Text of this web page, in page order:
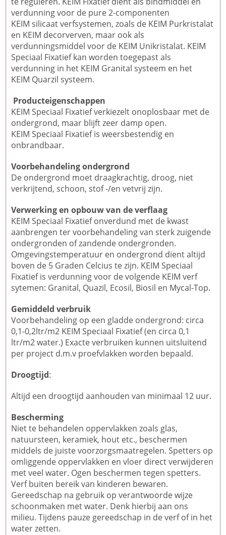
verdunning voor de pure 2-componenten
KEIM silicaat verfsystemen, zoals de KEIM Purkristalat
en KEIM decorverven, maar ook als
verdunningsmiddel voor de KEIM Unikristalat. KEIM
Speciaal Fixatief kan worden toegepast als
verdunning in het KEIM Granital systeem en het
KEIM Quarzil systeem.
Producteigenschappen
KEIM Speciaal Fixatief verkiezelt onoplosbaar met de
ondergrond, maar blijft zeer damp open.
KEIM Speciaal Fixatief is weersbestendig en
onbrandbaar.
Voorbehandeling ondergrond
De ondergrond moet draagkrachtig, droog, niet
verkrijtend, schoon, stof -/en vetvrij zijn.
Verwerking en opbouw van de verflaag
KEIM Speciaal Fixatief onverdund met de kwast
aanbrengen ter voorbehandeling van sterk zuigende
ondergronden of zandende ondergronden.
Omgevingstemperatuur en ondergrond dient altijd
boven de 5 Graden Celcius te zijn. KEIM Speciaal
Fixatief is verdunning voor de volgende KEIM verf
sytemen: Granital, Quazil, Ecosil, Biosil en Mycal-Top.
Gemiddeld verbruik
Voorbehandeling op een gladde ondergrond: circa
0,1-0,2ltr/m2 KEIM Speciaal Fixatief (en circa 0,1
ltr/m2 water.) Exacte verbruiken kunnen uitsluitend
per project d.m.v proefvlakken worden bepaald.
Droogtijd:
Altijd een droogtijd aanhouden van minimaal 12 uur.
Bescherming
Niet te behandelen oppervlakken zoals glas,
natuursteen, keramiek, hout etc., beschermen
middels de juiste voorzorgsmaatregelen. Spetters op
omliggende oppervlakken en vloer direct verwijderen
met veel water. Ogen beschermen tegen spetters.
Verf buiten bereik van kinderen bewaren.
Gereedschap na gebruik op verantwoorde wijze
schoonmaken met water. Denk hierbij aan ons
milieu. Tijdens pauze gereedschap in de verf of in het
water zetten.